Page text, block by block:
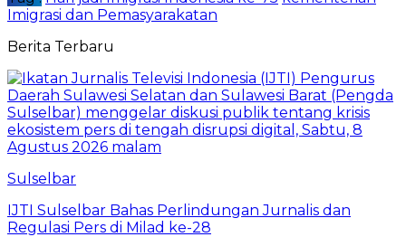
Imigrasi dan Pemasyarakatan
Berita Terbaru
Sulselbar
IJTI Sulselbar Bahas Perlindungan Jurnalis dan
Regulasi Pers di Milad ke-28